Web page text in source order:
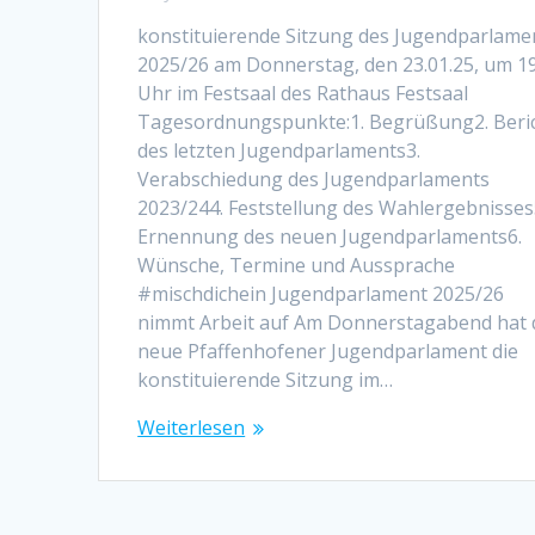
konstituierende Sitzung des
2025/26 am Donnerstag, den 23.01.25, um
Uhr im Festsaal des Rathaus Festsaal
Tagesordnungspunkte:1. Begrüßung2.
des letzten Jugendparlaments3.
Verabschiedung des Jugendparlaments
2023/244. Feststellung des
Ernennung des neuen Jugendparlaments6.
Wünsche, Termine und Aussprache
#mischdichein Jugendparlament 2025/26
nimmt Arbeit auf Am Donnerstagabend hat
neue Pfaffenhofener Jugendparlament die
konstituierende Sitzung im…
Weiterlesen